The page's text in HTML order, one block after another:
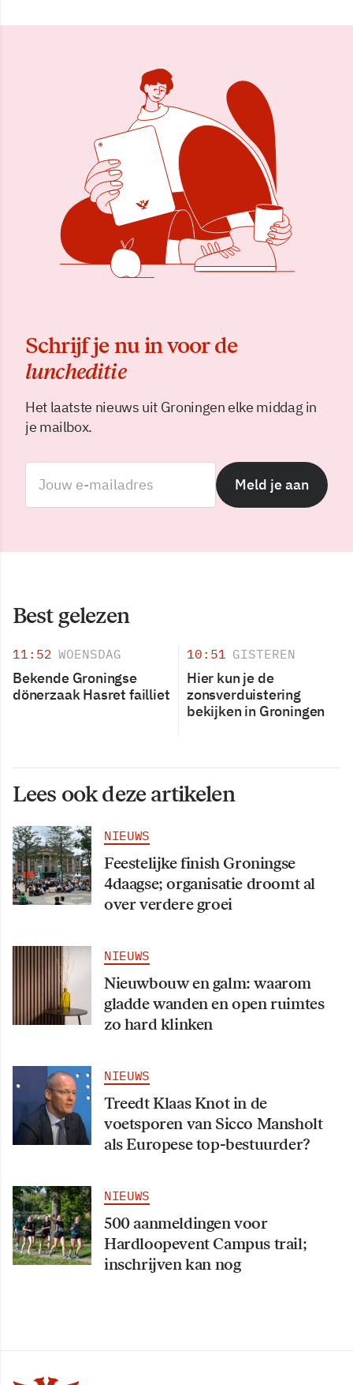
Schrijf je nu in voor de
luncheditie
Het laatste nieuws uit Groningen elke middag in
je mailbox.
Meld je aan
Best gelezen
11:52 WOENSDAG
Bekende Groningse
dönerzaak Hasret failliet
10:51 GISTEREN
Hier kun je de
zonsverduistering
bekijken in Groningen
Lees ook deze artikelen
NIEUWS
Feestelijke finish Groningse
4daagse; organisatie droomt al
over verdere groei
NIEUWS
Nieuwbouw en galm: waarom
gladde wanden en open ruimtes
zo hard klinken
NIEUWS
Treedt Klaas Knot in de
voetsporen van Sicco Mansholt
als Europese top-bestuurder?
NIEUWS
500 aanmeldingen voor
Hardloopevent Campus trail;
inschrijven kan nog